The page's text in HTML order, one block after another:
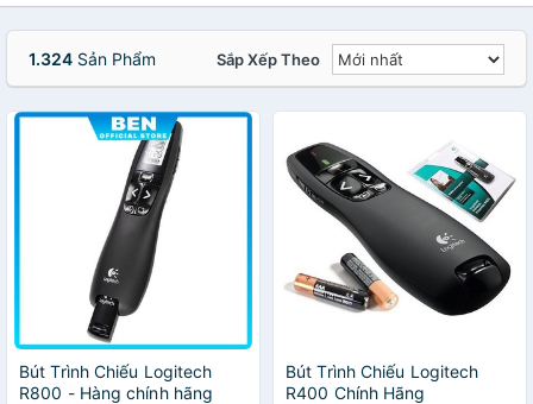
1.324 Sản Phẩm Sắp Xếp Theo
Bút Trình Chiếu Logitech
R800 - Hàng chính hãng
Bút Trình Chiếu Logitech
R400 Chính Hãng